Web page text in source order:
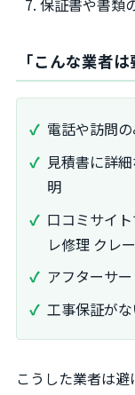
「こんな業者
電話や訪問
見積書に詳
明
口コミサイ
レ修理 クレ
アフターサ
工事保証が
こうした業者は